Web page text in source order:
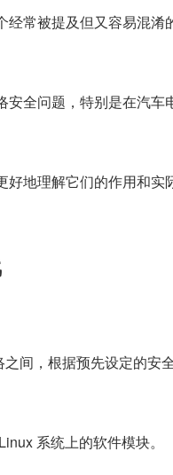
经常被提及但又容易混淆
安全问题，特别是在汽车
好地理解它们的作用和实
间，根据预先设定的安
系统上的软件模块。